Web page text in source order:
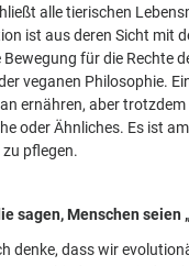
alle tierischen
ist aus deren Sicht mit
für die Rechte
veganen Philosophie.
ernähren, aber
oder Ähnliches. Es ist
pflegen.
sagen, Menschen
denke, dass wir